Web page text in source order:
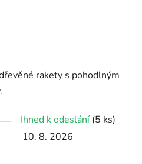
rakety s pohodlným
Ihned k odeslání (5 ks)
10. 8. 2026